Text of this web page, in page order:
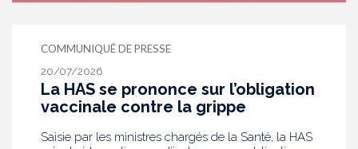
publie aujourd’hui des recommandations de
bonnes pratiques pour guider les professionnels
de santé dans la prise en charge des femmes
enceintes à la suite de ce dépistage. Objectif :
réduire les risques de transmission au futur bébé.
COMMUNIQUÉ DE PRESSE
20/07/2026
La HAS se prononce sur l’obligation
vaccinale contre la grippe
Saisie par les ministres chargés de la Santé, la HAS